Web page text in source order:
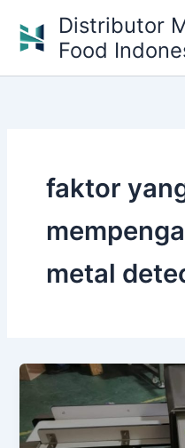
content
Distributor
Food
faktor
metal